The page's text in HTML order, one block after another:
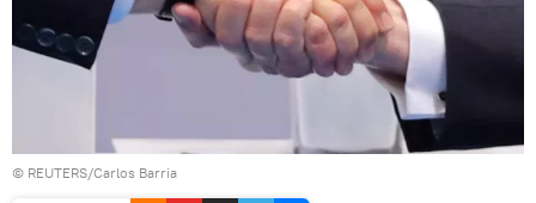
© REUTERS/Carlos Barria